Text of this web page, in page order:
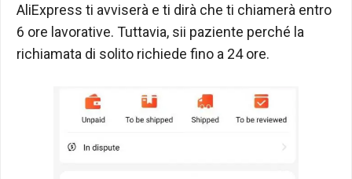
AliExpress ti avviserà e ti dirà che ti chiamerà entro
6 ore lavorative. Tuttavia, sii paziente perché la
richiamata di solito richiede fino a 24 ore.